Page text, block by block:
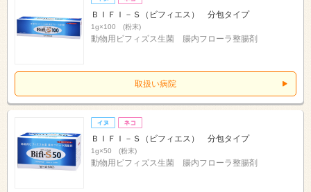
ＢＩＦＩ－Ｓ（ビフィエス） 分包タイプ
1g×100 (粉末)
動物用ビフィズス生菌 腸内フローラ整腸剤
取扱い病院
ＢＩＦＩ－Ｓ（ビフィエス） 分包タイプ
1g×50 (粉末)
動物用ビフィズス生菌 腸内フローラ整腸剤